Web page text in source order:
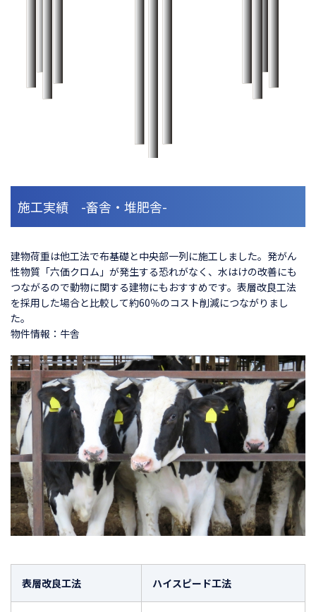
施工実績 -畜舎・堆肥舎-
建物荷重は他工法で布基礎と中央部一列に施工しました。発がん
性物質「六価クロム」が発生する恐れがなく、水はけの改善にも
つながるので動物に関する建物にもおすすめです。表層改良工法
を採用した場合と比較して約60％のコスト削減につながりまし
た。
物件情報：牛舎
表層改良工法 ハイスピード工法